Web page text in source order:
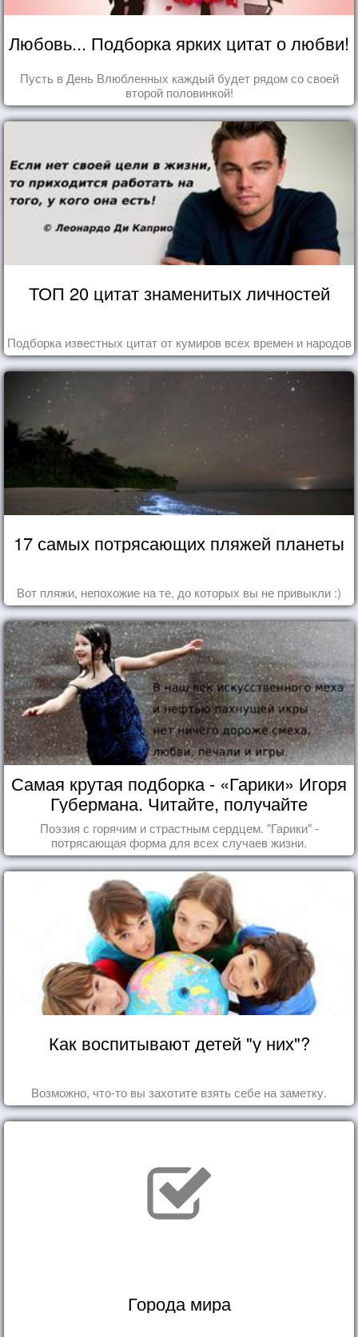
Любовь... Подборка ярких цитат о любви!
Пусть в День Влюбленных каждый будет рядом со своей
второй половинкой!
ТОП 20 цитат знаменитых личностей
Подборка известных цитат от кумиров всех времен и народов
17 самых потрясающих пляжей планеты
Вот пляжи, непохожие на те, до которых вы не привыкли :)
Самая крутая подборка - «Гарики» Игоря
Губермана. Читайте, получайте
удовольствие!
Поэзия с горячим и страстным сердцем. "Гарики" -
потрясающая форма для всех случаев жизни.
Как воспитывают детей "у них"?
Возможно, что-то вы захотите взять себе на заметку.
Города мира